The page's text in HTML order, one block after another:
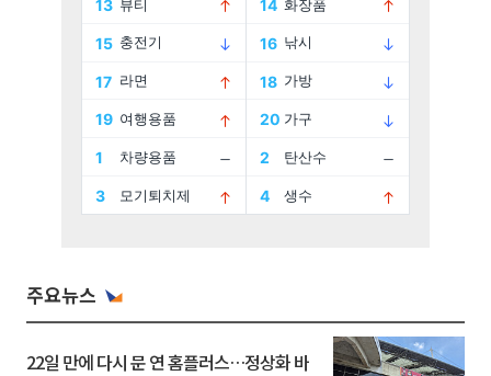
주요뉴스
22일 만에 다시 문 연 홈플러스…정상화 바